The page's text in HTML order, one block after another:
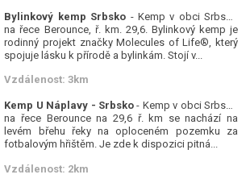
Bylinkový kemp Srbsko - Kemp v obci Srbsko
na řece Berounce, ř. km. 29,6. Bylinkový kemp je
rodinný projekt značky Molecules of Life®, který
spojuje lásku k přírodě a bylinkám. Stojí v...
Vzdálenost: 3km
Kemp U Náplavy - Srbsko - Kemp v obci Srbsko
na řece Berounce na 29,6 ř. km se nachází na
levém břehu řeky na oploceném pozemku za
fotbalovým hřištěm. Je zde k dispozici pitná...
Vzdálenost: 2km